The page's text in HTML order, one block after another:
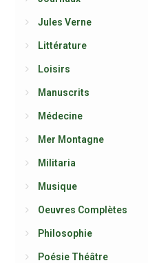
Jules Verne
Littérature
Loisirs
Manuscrits
Médecine
Mer Montagne
Militaria
Musique
Oeuvres Complètes
Philosophie
Poésie Théâtre